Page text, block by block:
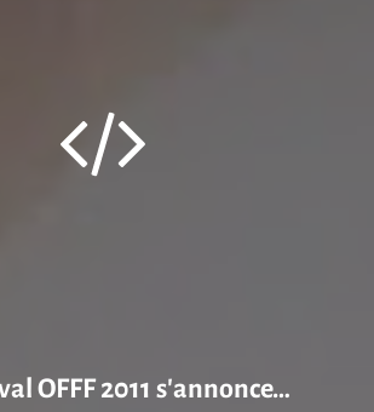
OFFF 2011 s’annonce…